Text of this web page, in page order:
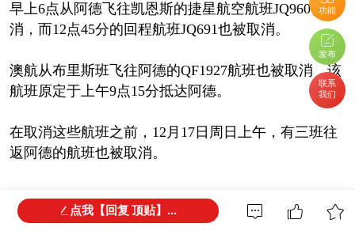
功能
发布
联系
我们
早上6点从阿德飞往凯恩斯的捷星航空航班JQ960被取
消，而12点45分的回程航班JQ691也被取消。
澳航从布里斯班飞往阿德的QF1927航班也被取消，该
航班原定于上午9点15分抵达阿德。
在取消这些航班之前，12月17日周日上午，有三班往
返阿德的航班也被取消。
点我【回复 顶贴】...